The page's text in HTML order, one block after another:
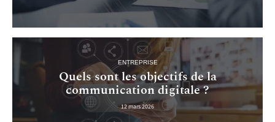
ENTREPRISE
Quels sont les objectifs de la
communication digitale ?
12 mars 2026